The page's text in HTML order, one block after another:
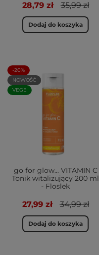
28,79 zł 35,99 zł
Dodaj do koszyka
-20%
NOWOŚĆ
VEGE
go for glow... VITAMIN C
Tonik witalizujący 200 ml
- Floslek
27,99 zł 34,99 zł
Dodaj do koszyka